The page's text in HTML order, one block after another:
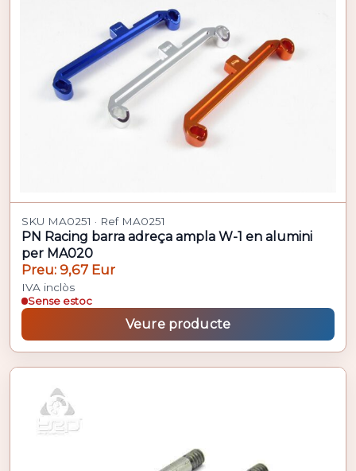
SKU MA0251 · Ref MA0251
PN Racing barra adreça ampla W-1 en alumini
per MA020
Preu: 9,67 Eur
IVA inclòs
Sense estoc
Veure producte